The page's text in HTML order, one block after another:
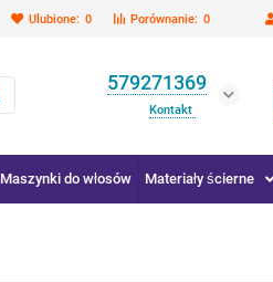
Porównanie: 0
Ulubione: 0
579271369
Kontakt
Maszynki do włosów Materiały ścierne